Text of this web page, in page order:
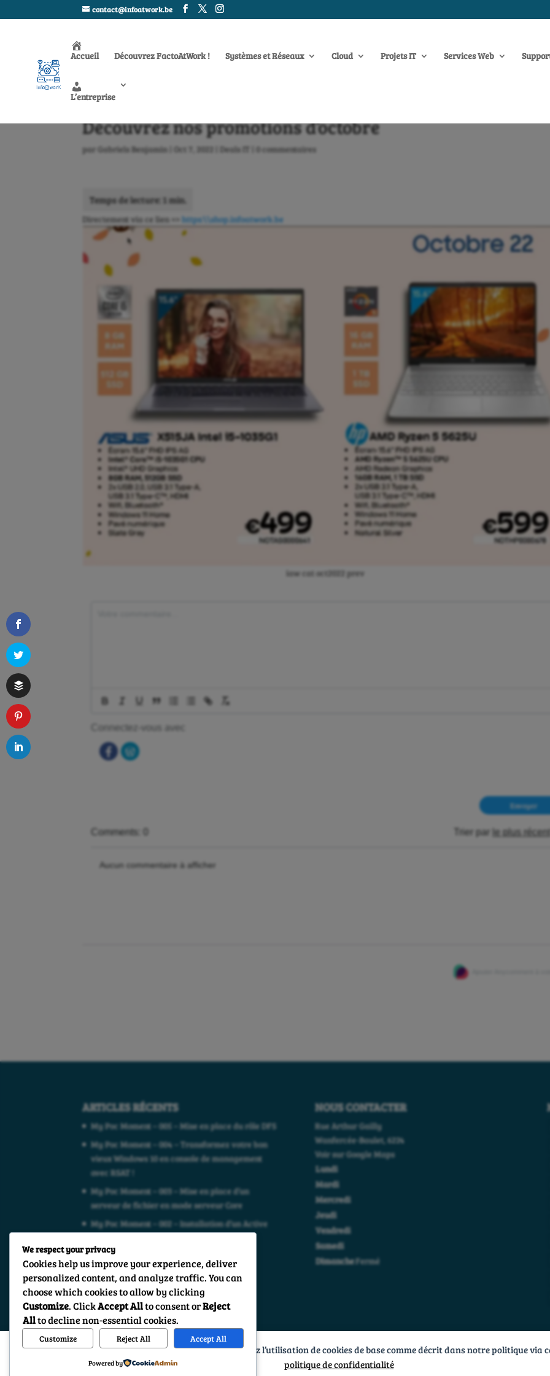
En poursuivant votre navigation sur ce site, vous acceptez l’utilisation de cookies de base comme décrit dans notre politique via
politique de confidentialité
contact@infoatwork.be
Accueil Découvrez FactoAtWork ! Systèmes et Réseaux Cloud Projets IT Services Web
L’entreprise
Découvrez nos promotions d’octobre
par Gabriels Benjamin Oct 7, 2022 Deals IT 0 commentaires
Directement via ce lien =>https:\\shop.infoatwork.be
iaw cat oct2022 prev
Connectez-vous avec
Comments: 0 Trier par le plus récent
Aucun commentaire à afficher
ARTICLES RÉCENTS
My Poc Moment – 005 – Mise en place du rôle DFS
My Poc Moment – 004 – Transformez votre bon
vieux Windows 10 en console de management
avec RSAT !
My Poc Moment – 003 – Mise en place d’un
serveur de fichier en mode serveur Core
My Poc Moment – 002 – Installation d’un Active
Découvrez nos promotions d’octobre
NOUS CONTACTER
Rue Arthur Gailly
Wanfercée-Baulet,6224
Voir sur Google Maps
Lundi
Mardi
Mercredi
Jeudi
Vendredi
Samedi
DimancheFermé
We respect your privacy
Cookies help us improve your experience, deliver
personalized content, and analyze traffic. You can
choose which cookies to allow by clicking
Customize. ClickAccept Allto consent orReject
Allto decline non-essential cookies.
Customize Reject All Accept All
Powered by